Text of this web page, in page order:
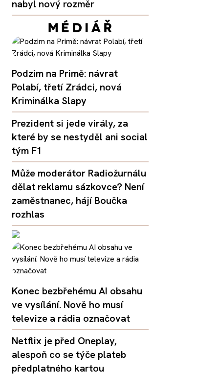
nabyl nový rozměr
Podzim na Primě: návrat
Polabí, třetí Zrádci, nová
Kriminálka Slapy
Prezident si jede virály, za
které by se nestyděl ani social
tým F1
Může moderátor Radiožurnálu
dělat reklamu sázkovce? Není
zaměstnanec, hájí Boučka
rozhlas
Konec bezbřehému AI obsahu
ve vysílání. Nově ho musí
televize a rádia označovat
Netflix je před Oneplay,
alespoň co se týče plateb
předplatného kartou